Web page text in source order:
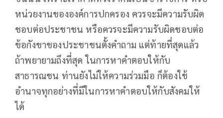
หน่วยงานขององค์การปกครอง ควรจะมีความรับผิด
ชอบต่อประชาชน หรือควรจะมีความรับผิดชอบต่อ
ข้อกังขาของประชาชนตั้งคำถาม แต่ท้ายที่สุดแล้ว
ถ้าพยายามถึงที่สุด ในการหาคำตอบให้กับ
สาธารณชน ท่านยังไม่ให้ความร่วมมือ ก็ต้องใช้
อำนาจทุกอย่างที่มีในการหาคำตอบให้กับสังคมให้
ได้